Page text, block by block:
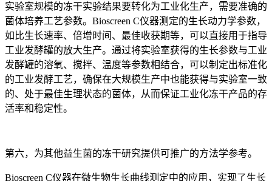
实验室规模的冻干实验结果要转化为工业化生产，需要准确的
菌体培养工艺参数。Bioscreen C仪器测定的生长动力学参数，
如比生长速率、倍增时间、最佳收获期等，可以直接用于指导
工业发酵罐的放大生产。通过将实验室获得的生长参数与工业
发酵罐的溶氧、搅拌、温度等参数相结合，可以制定出标准化
的工业发酵工艺，确保在大规模生产中也能获得与实验室一致
的、处于最佳生理状态的菌体，从而保证工业化冻干产品的存
活率和稳定性。
第六，为其他益生菌的冻干研究提供可推广的方法学参考。
Bioscreen C仪器在微生物生长曲线测定中的应用，实现了生长